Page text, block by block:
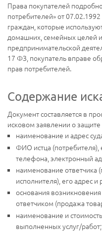
Права покупателей
потребителей» от
граждан, которые
домашних, семейных целей
предпринимательской
17 ФЗ, покупатель вправе
прав потребителей.
Содержание
Документ составляется в
исковом заявлении о
наименование и адрес
ФИО истца (потребителя),
телефона, электронный
наименование ответчика
исполнителя), его адрес и
основания
ответчиком (продажа
наименование и
выполненных услуг/работ;